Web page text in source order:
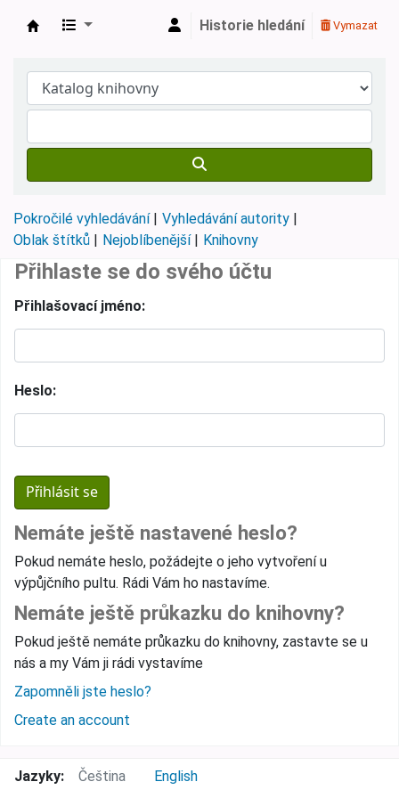
Historie hledání Vymazat
Pokročilé vyhledávání
Vyhledávání autority
Oblak štítků
Nejoblíbenější Knihovny
Přihlaste se do svého účtu
Přihlašovací jméno:
Heslo:
Nemáte ještě nastavené heslo?
Pokud nemáte heslo, požádejte o jeho vytvoření u
výpůjčního pultu. Rádi Vám ho nastavíme.
Nemáte ještě průkazku do knihovny?
Pokud ještě nemáte průkazku do knihovny, zastavte se u
nás a my Vám ji rádi vystavíme
Zapomněli jste heslo?
Create an account
Jazyky: Čeština English